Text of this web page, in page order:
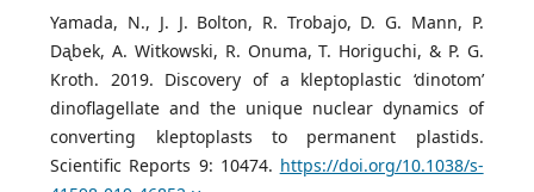
Yamada, N., J. J. Bolton, R. Trobajo, D. G. Mann, P.
Dᶏbek, A. Witkowski, R. Onuma, T. Horiguchi, & P. G.
Kroth. 2019. Discovery of a kleptoplastic ‘dinotom’
dinoflagellate and the unique nuclear dynamics of
converting kleptoplasts to permanent plastids.
Scientific Reports 9: 10474. https://doi.org/10.1038/s-